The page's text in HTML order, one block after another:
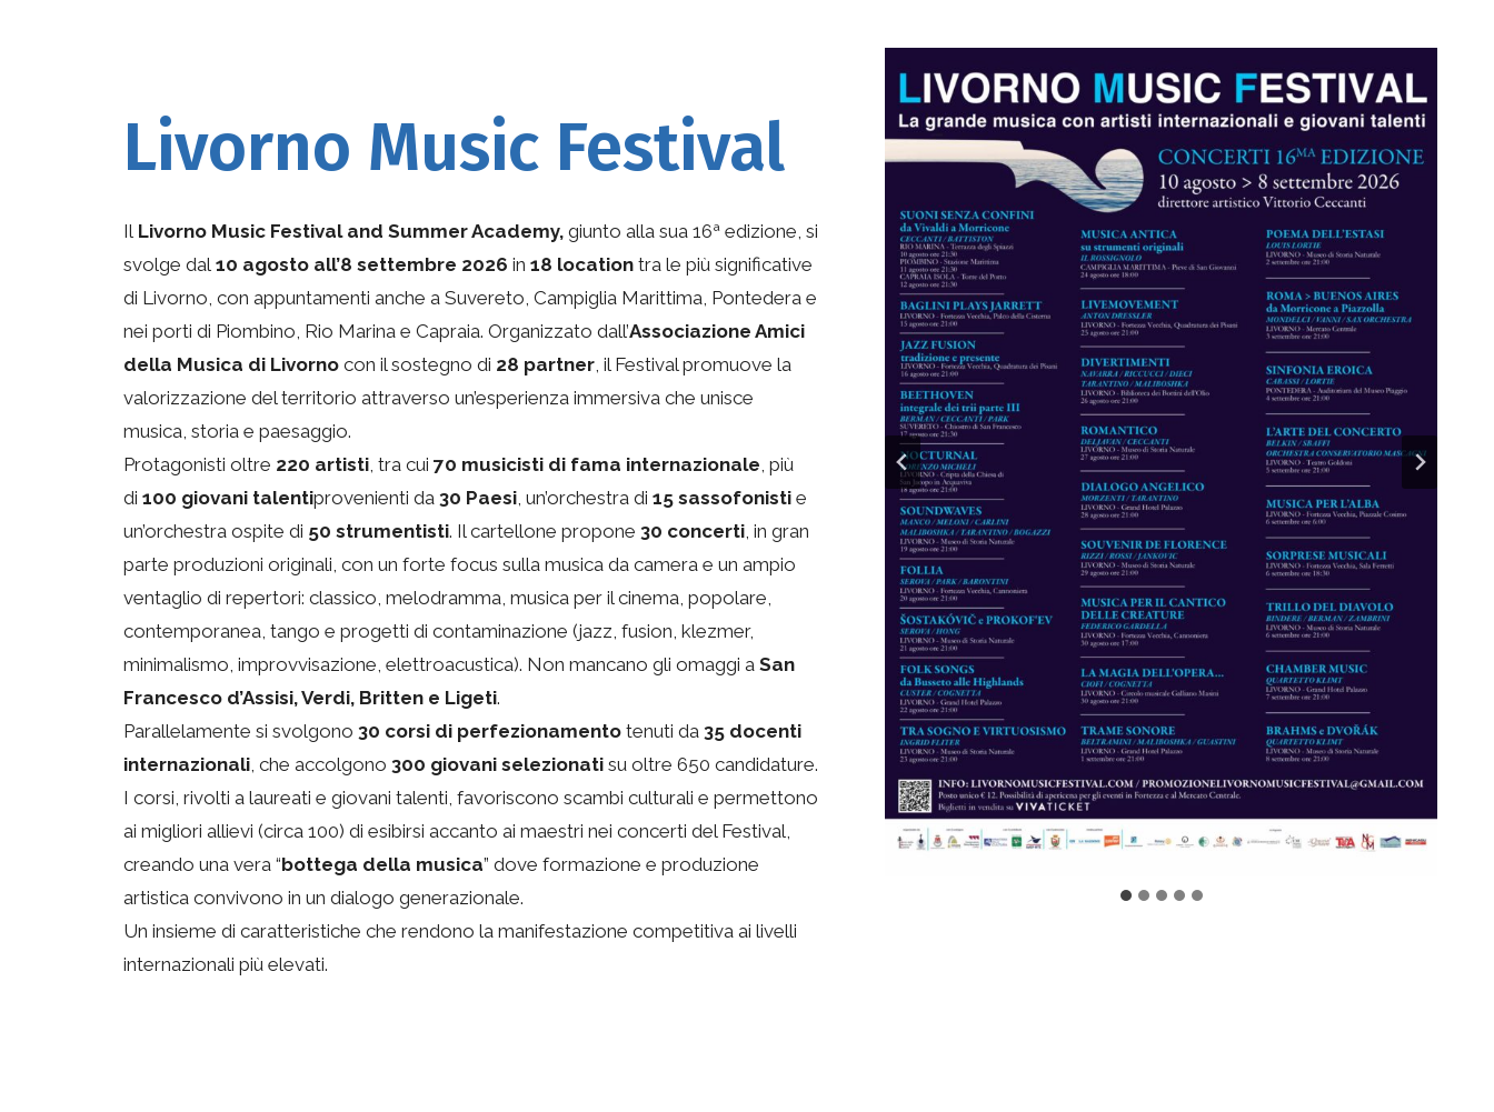
Livorno Music Festival
Il Livorno Music Festival and Summer Academy, giunto alla sua 16ª edizione, si
svolge dal 10 agosto all’8 settembre 2026 in 18 location tra le più significative
di Livorno, con appuntamenti anche a Suvereto, Campiglia Marittima, Pontedera e
nei porti di Piombino, Rio Marina e Capraia. Organizzato dall’Associazione Amici
della Musica di Livorno con il sostegno di 28 partner, il Festival promuove la
valorizzazione del territorio attraverso un’esperienza immersiva che unisce
musica, storia e paesaggio.
Protagonisti oltre 220 artisti, tra cui 70 musicisti di fama internazionale, più
di 100 giovani talentiprovenienti da 30 Paesi, un’orchestra di 15 sassofonisti e
un’orchestra ospite di 50 strumentisti. Il cartellone propone 30 concerti, in gran
parte produzioni originali, con un forte focus sulla musica da camera e un ampio
ventaglio di repertori: classico, melodramma, musica per il cinema, popolare,
contemporanea, tango e progetti di contaminazione (jazz, fusion, klezmer,
minimalismo, improvvisazione, elettroacustica). Non mancano gli omaggi a San
Francesco d’Assisi, Verdi, Britten e Ligeti.
Parallelamente si svolgono 30 corsi di perfezionamento tenuti da 35 docenti
internazionali, che accolgono 300 giovani selezionati su oltre 650 candidature.
I corsi, rivolti a laureati e giovani talenti, favoriscono scambi culturali e permettono
ai migliori allievi (circa 100) di esibirsi accanto ai maestri nei concerti del Festival,
creando una vera “bottega della musica” dove formazione e produzione
artistica convivono in un dialogo generazionale.
Un insieme di caratteristiche che rendono la manifestazione competitiva ai livelli
internazionali più elevati.